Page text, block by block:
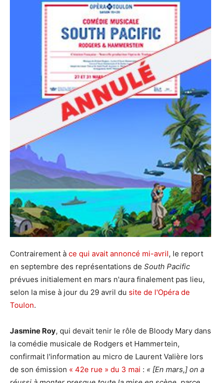
Contrairement à ce qui avait annoncé mi-avril, le report
en septembre des représentations de South Pacific
prévues initialement en mars n'aura finalement pas lieu,
selon la mise à jour du 29 avril du site de l'Opéra de
Toulon.
Jasmine Roy, qui devait tenir le rôle de Bloody Mary dans
la comédie musicale de Rodgers et Hammertein,
confirmait l'information au micro de Laurent Valière lors
de son émission « 42e rue » du 3 mai : « [En mars,] on a